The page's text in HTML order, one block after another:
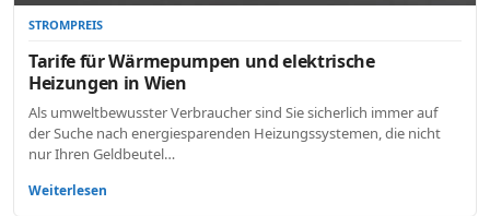
STROMPREIS
Tarife für Wärmepumpen und elektrische
Heizungen in Wien
Als umweltbewusster Verbraucher sind Sie sicherlich immer auf
der Suche nach energiesparenden Heizungssystemen, die nicht
nur Ihren Geldbeutel…
Weiterlesen